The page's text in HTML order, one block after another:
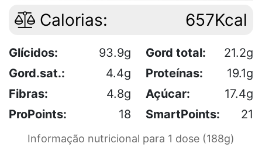
Calorias: 657Kcal
Glícidos: 93.9g Gord total:
21.2g
Gord.sat.:
4.4g Proteínas:
19.1g
Fibras:
4.8g Açúcar:
17.4g
ProPoints:
18 SmartPoints: 21
Informação nutricional para 1 dose (188g)